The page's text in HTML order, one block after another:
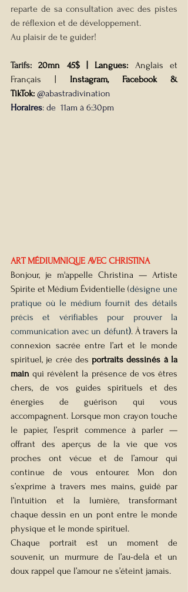
reparte de sa consultation avec des pistes
de réflexion et de développement.
Au plaisir de te guider!
Tarifs: 20mn 45$ | Langues: Anglais et
Français | Instagram, Facebook &
TikTok: @abastradivination
Horaires: de  11am à 6:30pm
ART MÉDIUMNIQUE AVEC CHRISTINA
Bonjour, je m'appelle Christina — Artiste
Spirite et Médium Évidentielle (désigne une
pratique où le médium fournit des détails
précis et vérifiables pour prouver la
communication avec un défunt). À travers la
connexion sacrée entre l’art et le monde
spirituel, je crée des portraits dessinés à la
main qui révèlent la présence de vos êtres
chers, de vos guides spirituels et des
énergies de guérison qui vous
accompagnent. Lorsque mon crayon touche
le papier, l’esprit commence à parler —
offrant des aperçus de la vie que vos
proches ont vécue et de l’amour qui
continue de vous entourer. Mon don
s’exprime à travers mes mains, guidé par
l’intuition et la lumière, transformant
chaque dessin en un pont entre le monde
physique et le monde spirituel.
Chaque portrait est un moment de
souvenir, un murmure de l’au-delà et un
doux rappel que l’amour ne s’éteint jamais.